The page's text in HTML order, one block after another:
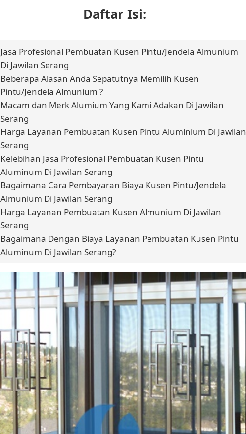
Daftar Isi:
Jasa Profesional Pembuatan Kusen Pintu/Jendela Almunium
Di Jawilan Serang
Beberapa Alasan Anda Sepatutnya Memilih Kusen
Pintu/Jendela Almunium ?
Macam dan Merk Alumium Yang Kami Adakan Di Jawilan
Serang
Harga Layanan Pembuatan Kusen Pintu Aluminium Di Jawilan
Serang
Kelebihan Jasa Profesional Pembuatan Kusen Pintu
Aluminum Di Jawilan Serang
Bagaimana Cara Pembayaran Biaya Kusen Pintu/Jendela
Almunium Di Jawilan Serang
Harga Layanan Pembuatan Kusen Almunium Di Jawilan
Serang
Bagaimana Dengan Biaya Layanan Pembuatan Kusen Pintu
Aluminum Di Jawilan Serang?